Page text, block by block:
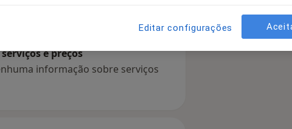
e preços
informação sobre serviços
Editar configurações